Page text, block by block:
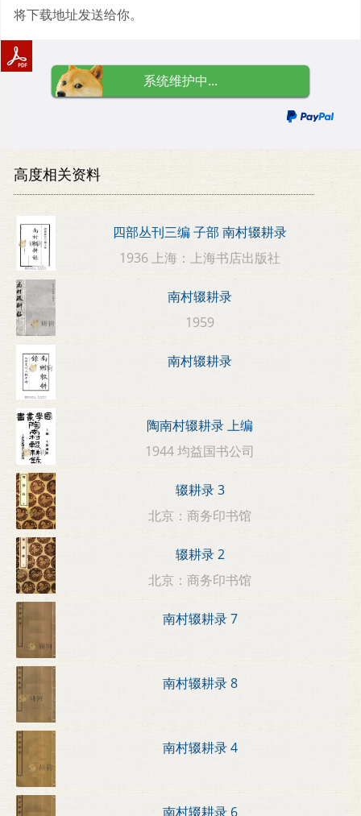
将下载地址发送给你。
系统维护中...
高度相关资料
四部丛刊三编 子部 南村辍耕录
1936 上海：上海书店出版社
南村辍耕录
1959
南村辍耕录
陶南村辍耕录 上编
1944 均益国书公司
辍耕录 3
北京：商务印书馆
辍耕录 2
北京：商务印书馆
南村辍耕录 7
南村辍耕录 8
南村辍耕录 4
南村辍耕录 6